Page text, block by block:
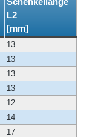
L2
[mm]
13
13
13
13
12
14
17